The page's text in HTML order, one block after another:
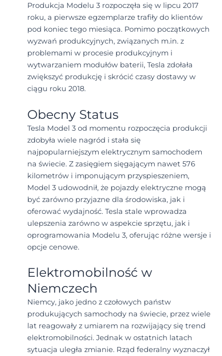
Produkcja Modelu 3 rozpoczęła się w lipcu 2017
roku, a pierwsze egzemplarze trafiły do klientów
pod koniec tego miesiąca. Pomimo początkowych
wyzwań produkcyjnych, związanych m.in. z
problemami w procesie produkcyjnym i
wytwarzaniem modułów baterii, Tesla zdołała
zwiększyć produkcję i skrócić czasy dostawy w
ciągu roku 2018.
Obecny Status
Tesla Model 3 od momentu rozpoczęcia produkcji
zdobyła wiele nagród i stała się
najpopularniejszym elektrycznym samochodem
na świecie. Z zasięgiem sięgającym nawet 576
kilometrów i imponującym przyspieszeniem,
Model 3 udowodnił, że pojazdy elektryczne mogą
być zarówno przyjazne dla środowiska, jak i
oferować wydajność. Tesla stale wprowadza
ulepszenia zarówno w aspekcie sprzętu, jak i
oprogramowania Modelu 3, oferując różne wersje i
opcje cenowe.
Elektromobilność w
Niemczech
Niemcy, jako jedno z czołowych państw
produkujących samochody na świecie, przez wiele
lat reagowały z umiarem na rozwijający się trend
elektromobilności. Jednak w ostatnich latach
sytuacja uległa zmianie. Rząd federalny wyznaczył